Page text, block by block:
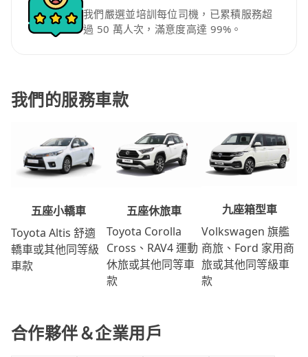
我們嚴選並培訓每位司機，已累積服務超
過 50 萬人次，滿意度高達 99%。
我們的服務車款
五座小轎車
Toyota Altis 舒適
轎車或其他同等級
車款
五座休旅車
Toyota Corolla
Cross、RAV4 運動
休旅或其他同等車
款
九座箱型車
Volkswagen 旗艦
商旅、Ford 家用商
旅或其他同等級車
款
合作夥伴＆企業用戶